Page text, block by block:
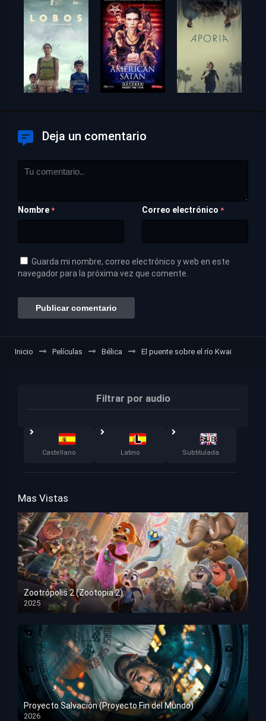
Deja un comentario
Nombre * Correo electrónico *
Guarda mi nombre, correo electrónico y web en este
navegador para la próxima vez que comente.
Inicio Películas Bélica El puente sobre el río Kwai
Filtrar por audio
Castellano Latino Subtitulada
Mas Vistas
Zootrópolis 2 (Zootopia 2)
2025
HD 1080p
Proyecto Salvación (Proyecto Fin del Mundo)
2026